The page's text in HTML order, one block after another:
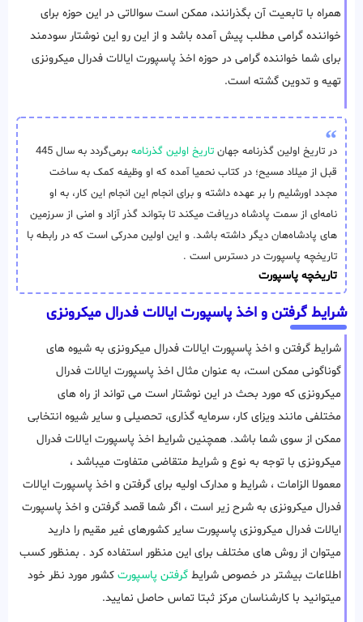
همراه با تابعیت آن بگذرانند، ممکن است سوالاتی در این حوزه برای
خواننده گرامی مطلب پیش آمده باشد و از این رو این نوشتار سودمند
برای شما خواننده گرامی در حوزه اخذ پاسپورت ایالات فدرال میکرونزی
تهیه و تدوین گشته است.
در تاریخ اولین گذرنامه جهان تاریخ اولین گذرنامه
برمی‌گردد به سال 445
قبل از میلاد مسیح؛ در کتاب نحمیا آمده که او وظیفه‌ کمک به ساخت
مجدد اورشلیم را بر عهده داشته و برای انجام این انجام این کار، به او
نامه‌ای از سمت پادشاه دریافت میکند تا بتواند گذر آزاد و امنی از سرزمین
های پادشاه‌هان دیگر داشته باشد. و این اولین مدرکی است که در رابطه با
تاریخچه پاسپورت در دسترس است .
تاریخچه پاسپورت
شرایط گرفتن و اخذ پاسپورت ایالات فدرال میکرونزی
شرایط گرفتن و اخذ پاسپورت ایالات فدرال میکرونزی به شیوه های
گوناگونی ممکن است، به عنوان مثال اخذ پاسپورت ایالات فدرال
میکرونزی که مورد بحث در این نوشتار است می تواند از راه های
مختلفی مانند ویزای کار، سرمایه گذاری، تحصیلی و سایر شیوه انتخابی
ممکن از سوی شما باشد. همچنین شرایط اخذ پاسپورت ایالات فدرال
میکرونزی با توجه به نوع و شرایط متقاضی متفاوت میباشد ،
معمولا الزامات ، شرایط و مدارک اولیه برای گرفتن و اخذ پاسپورت ایالات
فدرال میکرونزی به شرح زیر است ، اگر شما قصد گرفتن و اخذ پاسپورت
ایالات فدرال میکرونزی پاسپورت سایر کشورهای غیر مقیم را دارید
میتوان از روش های مختلف برای این منظور استفاده کرد . بمنظور کسب
اطلاعات بیشتر در خصوص شرایط گرفتن پاسپورت کشور مورد نظر خود
میتوانید با کارشناسان مرکز ثبتا تماس حاصل نمایید.